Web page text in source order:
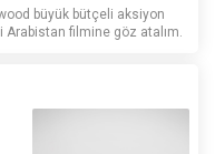
büyük bütçeli aksiyon
Arabistan filmine göz atalım.